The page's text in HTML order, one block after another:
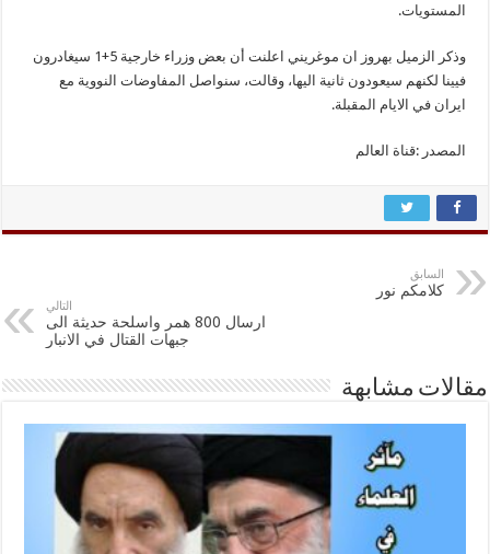
المستويات.
وذكر الزميل بهروز ان موغريني اعلنت أن بعض وزراء خارجية 5+1 سيغادرون
فيينا لكنهم سيعودون ثانية اليها، وقالت، سنواصل المفاوضات النووية مع
ايران في الايام المقبلة.
المصدر :قناة العالم
السابق
كلامكم نور
التالي
ارسال 800 همر واسلحة حديثة الى
جبهات القتال في الانبار
مقالات مشابهة